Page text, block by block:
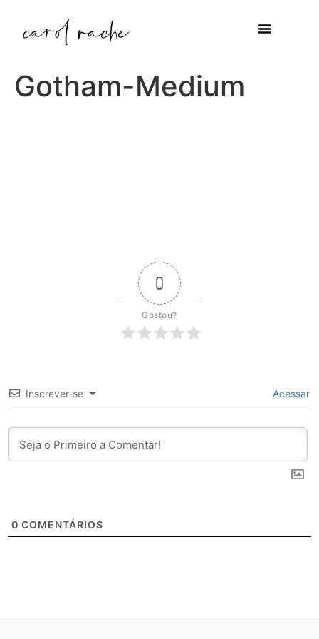
Gotham-Medium
0
Gostou?
Inscrever-se Acessar
0 COMENTÁRIOS